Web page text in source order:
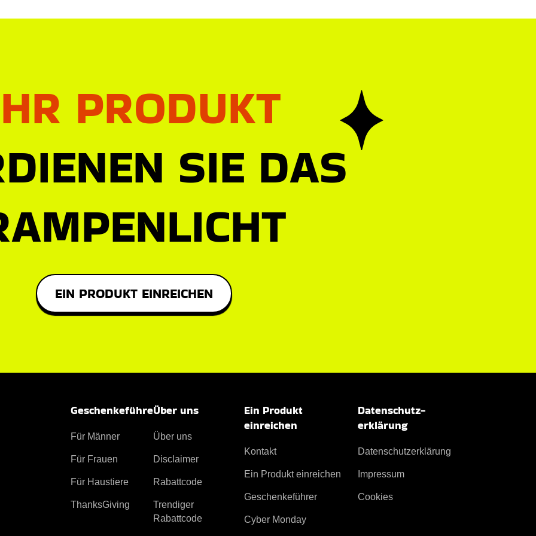
PRODUKT
SIE DAS
EIN PRODUKT EINREICHEN
Geschenkeführe
Für Männer
Für Frauen
Für Haustiere
ThanksGiving
Über uns
Über uns
Disclaimer
Rabattcode
Trendiger
Rabattcode
Ein Produkt
einreichen
Kontakt
Ein Produkt einreichen
Geschenkeführer
Cyber Monday
Datenschutz­
erklärung
Datenschutz­erklärung
Impressum
Cookies